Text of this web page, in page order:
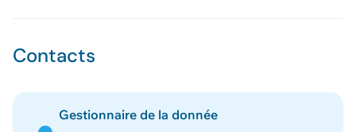
Contacts
Gestionnaire de la donnée